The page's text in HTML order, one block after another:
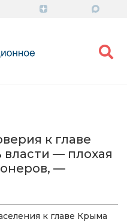
к главе
— плохая
—
к главе Крыма